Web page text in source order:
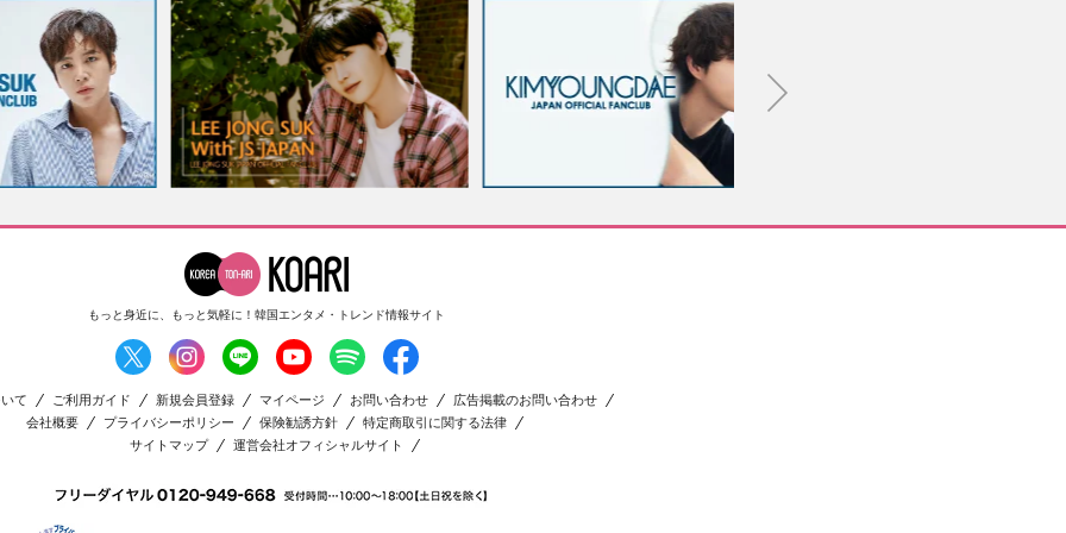
もっと身近に、もっと気軽に！ 韓国エンタメ・トレンド情報サイト
て ご利用ガイド 新規会員登録 マイページ お問い合わせ
広告掲載のお問い合わせ
会社概要
プライバシーポリシー 保険勧誘方針
特定商取引に関する法律
サイトマップ
運営会社オフィシャルサイト